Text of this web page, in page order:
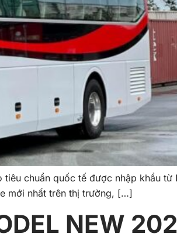
tiêu chuẩn quốc tế được nhập khẩu từ
mới nhất trên thị trường, […]
NEW